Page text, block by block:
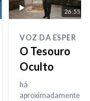
26:55
VOZ DA
O Tesouro
Oculto
há
aproximadamente